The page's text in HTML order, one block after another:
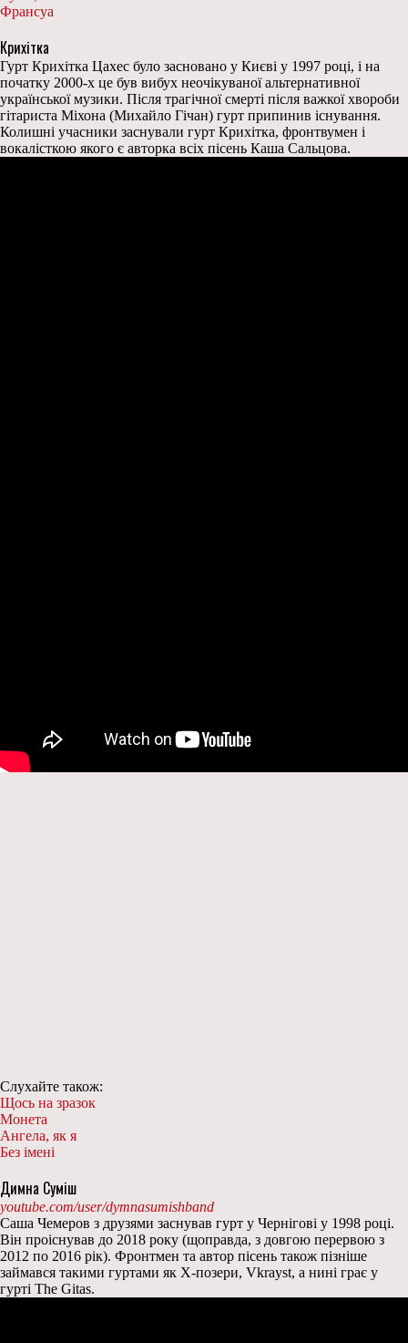
Франсуа
Крихітка
Гурт Крихітка Цахес було засновано у Києві у 1997 році, і на
початку 2000-х це був вибух неочікуваної альтернативної
української музики. Після трагічної смерті після важкої хвороби
гітариста Міхона (Михайло Гічан) гурт припинив існування.
Колишні учасники заснували гурт Крихітка, фронтвумен і
вокалісткою якого є авторка всіх пісень Каша Сальцова.
Слухайте також:
Щось на зразок
Монета
Ангела, як я
Без імені
Димна Суміш
youtube.com/user/dymnasumishband
Саша Чемеров з друзями заснував гурт у Чернігові у 1998 році.
Він проіснував до 2018 року (щоправда, з довгою перервою з
2012 по 2016 рік). Фронтмен та автор пісень також пізніше
займався такими гуртами як X-позери, Vkrayst, а нині грає у
гурті The Gitas.